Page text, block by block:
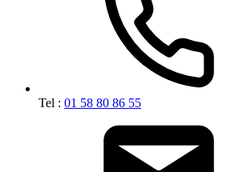
Tel : 01 58 80 86 55